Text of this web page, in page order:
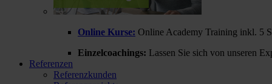
Online Kurse: Online Academy Training inkl. 5
Einzelcoachings: Lassen Sie sich von unseren
Referenzen
Referenzkunden